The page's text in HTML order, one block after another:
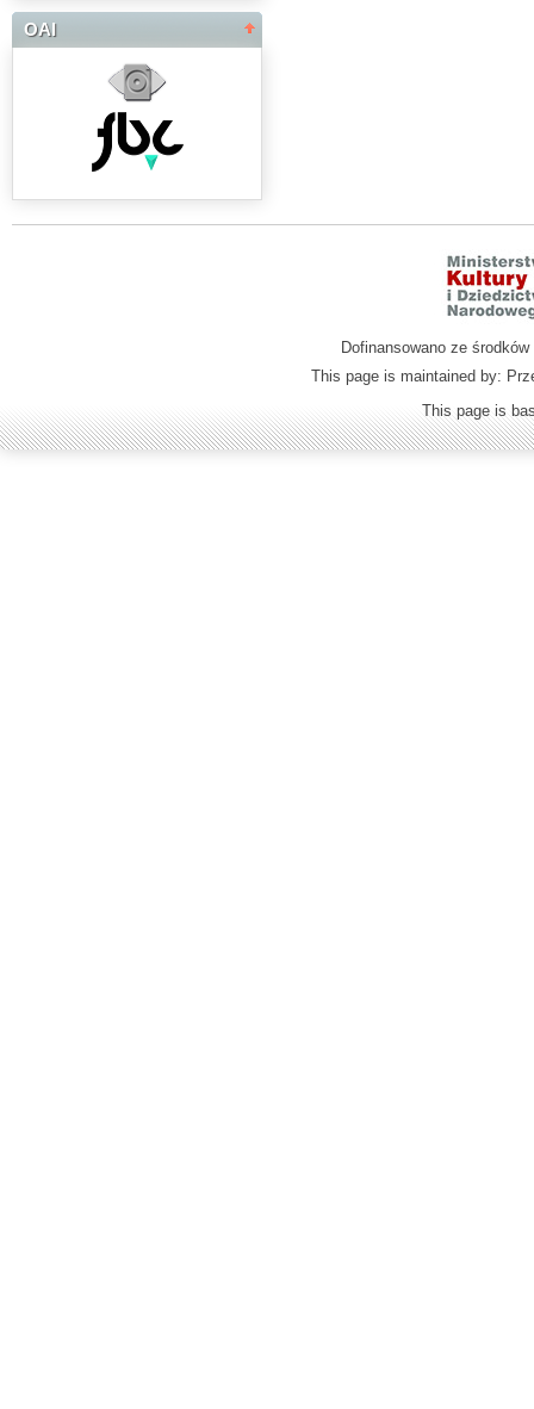
OAI
Dofinansowano ze
This page is maintained by:
This page is